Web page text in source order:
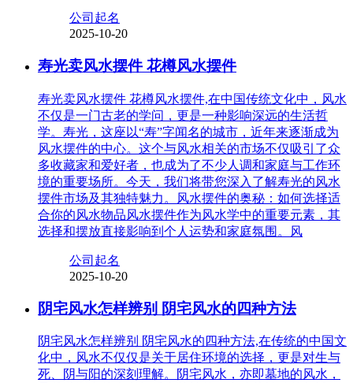
公司起名
2025-10-20
寿光卖风水摆件 花樽风水摆件
寿光卖风水摆件 花樽风水摆件,在中国传统文化中，风水
不仅是一门古老的学问，更是一种影响深远的生活哲
学。寿光，这座以“寿”字闻名的城市，近年来逐渐成为
风水摆件的中心。这个与风水相关的市场不仅吸引了众
多收藏家和爱好者，也成为了不少人调和家庭与工作环
境的重要场所。今天，我们将带您深入了解寿光的风水
摆件市场及其独特魅力。风水摆件的奥秘：如何选择适
合你的风水物品风水摆件作为风水学中的重要元素，其
选择和摆放直接影响到个人运势和家庭氛围。风
公司起名
2025-10-20
阴宅风水怎样辨别 阴宅风水的四种方法
阴宅风水怎样辨别 阴宅风水的四种方法,在传统的中国文
化中，风水不仅仅是关于居住环境的选择，更是对生与
死、阴与阳的深刻理解。阴宅风水，亦即墓地的风水，